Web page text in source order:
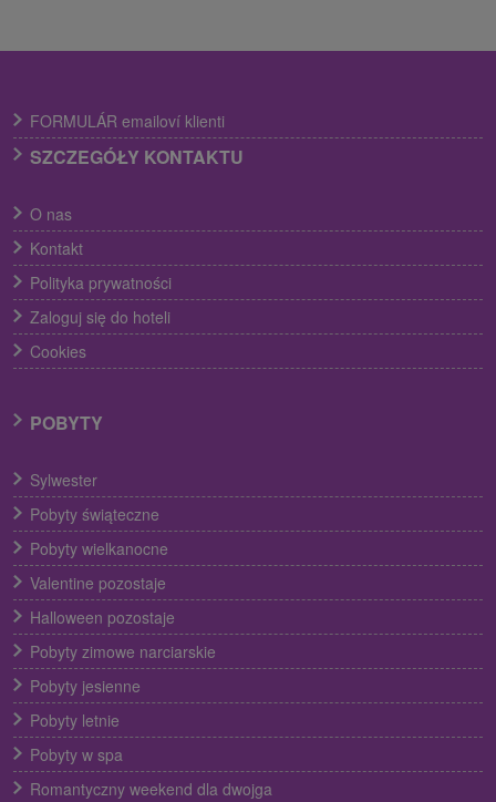
FORMULÁR emailoví klienti
SZCZEGÓŁY KONTAKTU
O nas
Kontakt
Polityka prywatności
Zaloguj się do hoteli
Cookies
POBYTY
Sylwester
Pobyty świąteczne
Pobyty wielkanocne
Valentine pozostaje
Halloween pozostaje
Pobyty zimowe narciarskie
Pobyty jesienne
Pobyty letnie
Pobyty w spa
Romantyczny weekend dla dwojga